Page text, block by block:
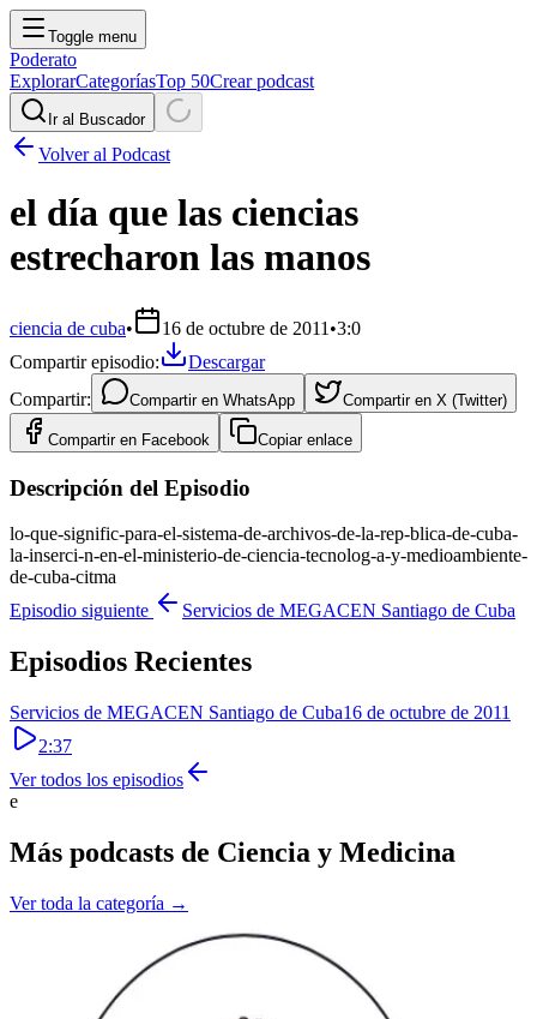
Toggle menu
Poderato
ExplorarCategoríasTop 50Crear podcast
Ir al Buscador
Volver al Podcast
el día que las ciencias
estrecharon las manos
ciencia de cuba• 16 de octubre de 2011 •3:0
Compartir episodio:
Descargar
Compartir:
Compartir en WhatsApp Compartir en X (Twitter)
Compartir en Facebook Copiar enlace
Descripción del Episodio
lo-que-signific-para-el-sistema-de-archivos-de-la-rep-blica-de-cuba-
la-inserci-n-en-el-ministerio-de-ciencia-tecnolog-a-y-medioambiente-
de-cuba-citma
Episodio siguiente
Servicios de MEGACEN Santiago de Cuba
Episodios Recientes
Servicios de MEGACEN Santiago de Cuba16 de octubre de 2011
2:37
Ver todos los episodios
e
Más podcasts de Ciencia y Medicina
Ver toda la categoría →